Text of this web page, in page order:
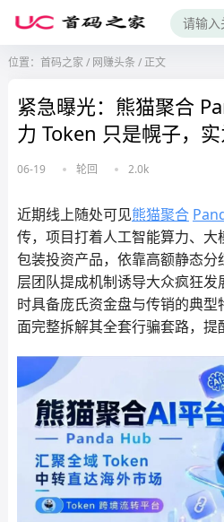
位置： 首码之家 / 网赚头条 /正文
紧急曝光：熊猫聚合
力 Token 只是幌子，实
06-19 轮回 2.0k
近期线上随处可见熊猫聚合
传，项目打着人工智能算力、
包装投资产品，依靠高额静态
层团队提成机制诱导大众疯狂
时具备庞氏资金盘与传销的典
面完整拆解其全套行骗套路，提